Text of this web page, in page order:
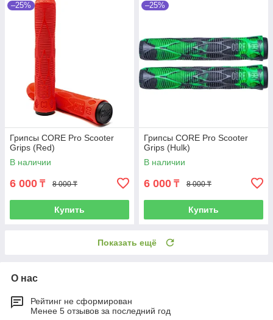
–25%
Грипсы CORE Pro Scooter
Grips (Red)
В наличии
6 000 ₸ 8 000 ₸
Купить
–25%
Грипсы CORE Pro Scooter
Grips (Hulk)
В наличии
6 000 ₸ 8 000 ₸
Купить
Показать ещё
О нас
Рейтинг не сформирован
Менее 5 отзывов за последний год